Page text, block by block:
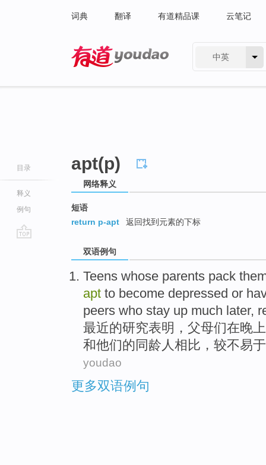
词典 翻译 有道精品课 云笔记
中英
目录
释义
例句
apt(p)
网络释义
短语
return p-apt
返回找到元素的下标
双语例句
Teens whose parents pack
apt to become depressed or
peers who stay up much later,
最近的研究表明， 父母们在晚上
和他们的 同龄人相比 ， 较不易于
youdao
更多双语例句